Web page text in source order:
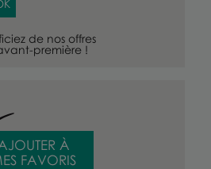
de nos offres
première !
À
FAVORIS